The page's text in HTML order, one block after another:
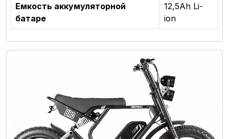
Емкость аккумуляторной
батаре
12,5Аh Li-
ion